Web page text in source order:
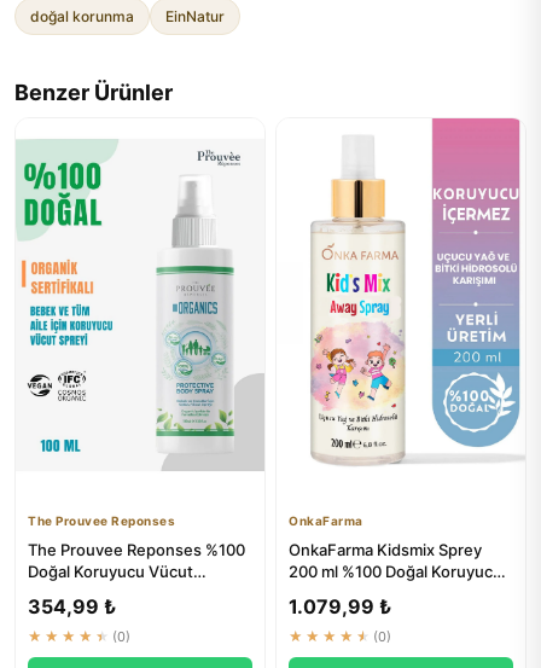
doğal korunma EinNatur
Benzer Ürünler
The Prouvee Reponses
The Prouvee Reponses %100
Doğal Koruyucu Vücut
Ü...
354,99 ₺
★★★★★ (0)
OnkaFarma
OnkaFarma Kidsmix Sprey
200 ml %100 Doğal Koruyucu
1.079,99 ₺
★★★★★ (0)